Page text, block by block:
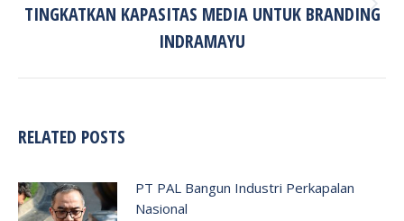
Next
post:
TINGKATKAN KAPASITAS MEDIA UNTUK BRANDING
INDRAMAYU
RELATED POSTS
PT PAL Bangun Industri Perkapalan
Nasional